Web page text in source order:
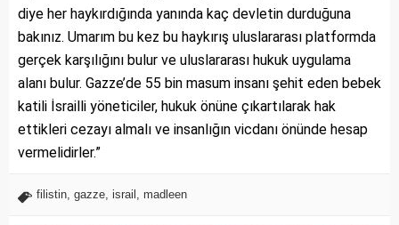
diye her haykırdığında yanında kaç devletin durduğuna
bakınız. Umarım bu kez bu haykırış uluslararası platformda
gerçek karşılığını bulur ve uluslararası hukuk uygulama
alanı bulur. Gazze’de 55 bin masum insanı şehit eden bebek
katili İsrailli yöneticiler, hukuk önüne çıkartılarak hak
ettikleri cezayı almalı ve insanlığın vicdanı önünde hesap
vermelidirler.”
filistin gazze israil madleen